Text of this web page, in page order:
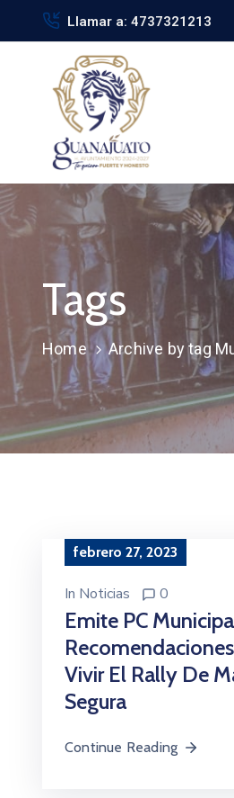
Llamar a: 4737321213
Tags
Home Archive by tag
febrero 27, 2023
In Noticias 0
Emite PC
Vivir El Rally De
Segura
Continue Reading